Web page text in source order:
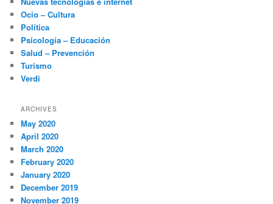
Ocio – Cultura
Política
Psicología – Educación
Salud – Prevención
Turismo
Verdi
ARCHIVES
May 2020
April 2020
March 2020
February 2020
January 2020
December 2019
November 2019